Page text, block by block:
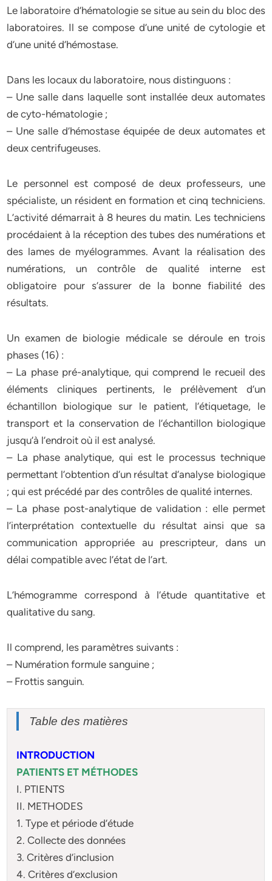
Le laboratoire d’hématologie se situe au sein du bloc des
laboratoires. Il se compose d’une unité de cytologie et
d’une unité d’hémostase.
Dans les locaux du laboratoire, nous distinguons :
– Une salle dans laquelle sont installée deux automates
de cyto-hématologie ;
– Une salle d’hémostase équipée de deux automates et
deux centrifugeuses.
Le personnel est composé de deux professeurs, une
spécialiste, un résident en formation et cinq techniciens.
L’activité démarrait à 8 heures du matin. Les techniciens
procédaient à la réception des tubes des numérations et
des lames de myélogrammes. Avant la réalisation des
numérations, un contrôle de qualité interne est
obligatoire pour s’assurer de la bonne fiabilité des
résultats.
Un examen de biologie médicale se déroule en trois
phases (16) :
– La phase pré-analytique, qui comprend le recueil des
éléments cliniques pertinents, le prélèvement d’un
échantillon biologique sur le patient, l’étiquetage, le
transport et la conservation de l’échantillon biologique
jusqu’à l’endroit où il est analysé.
– La phase analytique, qui est le processus technique
permettant l’obtention d’un résultat d’analyse biologique
; qui est précédé par des contrôles de qualité internes.
– La phase post-analytique de validation : elle permet
l’interprétation contextuelle du résultat ainsi que sa
communication appropriée au prescripteur, dans un
délai compatible avec l’état de l’art.
L’hémogramme correspond à l’étude quantitative et
qualitative du sang.
Il comprend, les paramètres suivants :
– Numération formule sanguine ;
– Frottis sanguin.
Table des matières
INTRODUCTION
PATIENTS ET MÉTHODES
I. PTIENTS
II. METHODES
1. Type et période d’étude
2. Collecte des données
3. Critères d’inclusion
4. Critères d’exclusion